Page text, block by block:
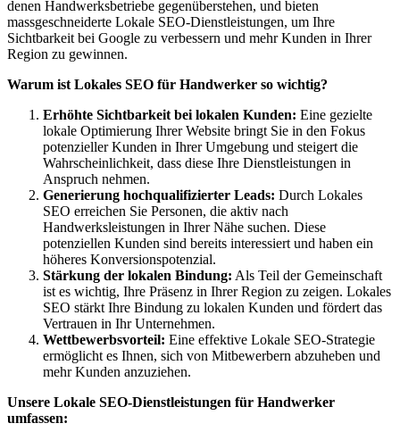
denen Handwerksbetriebe gegenüberstehen, und bieten
massgeschneiderte Lokale SEO-Dienstleistungen, um Ihre
Sichtbarkeit bei Google zu verbessern und mehr Kunden in Ihrer
Region zu gewinnen.
Warum ist Lokales SEO für Handwerker so wichtig?
Erhöhte Sichtbarkeit bei lokalen Kunden: Eine gezielte
lokale Optimierung Ihrer Website bringt Sie in den Fokus
potenzieller Kunden in Ihrer Umgebung und steigert die
Wahrscheinlichkeit, dass diese Ihre Dienstleistungen in
Anspruch nehmen.
Generierung hochqualifizierter Leads: Durch Lokales
SEO erreichen Sie Personen, die aktiv nach
Handwerksleistungen in Ihrer Nähe suchen. Diese
potenziellen Kunden sind bereits interessiert und haben ein
höheres Konversionspotenzial.
Stärkung der lokalen Bindung: Als Teil der Gemeinschaft
ist es wichtig, Ihre Präsenz in Ihrer Region zu zeigen. Lokales
SEO stärkt Ihre Bindung zu lokalen Kunden und fördert das
Vertrauen in Ihr Unternehmen.
Wettbewerbsvorteil: Eine effektive Lokale SEO-Strategie
ermöglicht es Ihnen, sich von Mitbewerbern abzuheben und
mehr Kunden anzuziehen.
Unsere Lokale SEO-Dienstleistungen für Handwerker
umfassen: